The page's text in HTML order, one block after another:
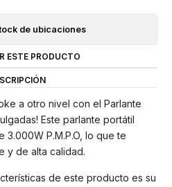
de ubicaciones
ESTE PRODUCTO
a otro nivel con el Parlante
Este parlante portátil
P.M.P.O, lo que te
y de alta calidad.
de este producto es su